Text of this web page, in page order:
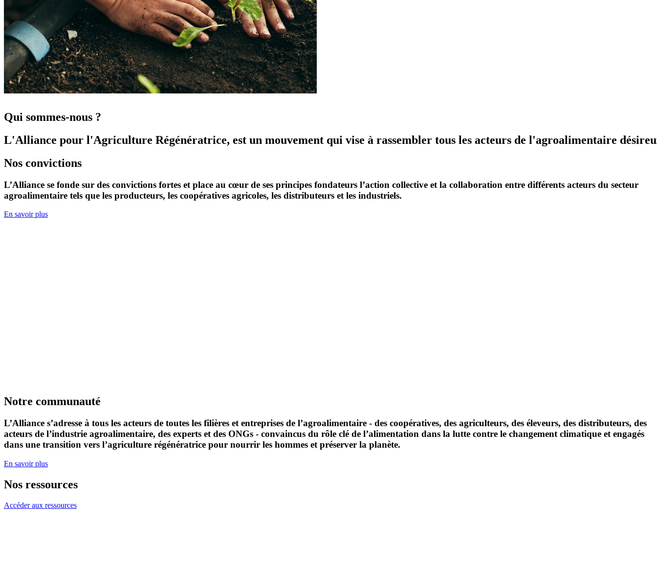
Qui sommes-nous ?
L'Alliance pour l'Agriculture Régénératrice, est un mouvement qui vise à rassembler tous les acteurs de l'agroalimentaire
Nos convictions
L’Alliance se fonde sur des convictions fortes et place au cœur de ses principes fondateurs l’action collective et la collaboration entre différents acteurs du secteur
agroalimentaire tels que les producteurs, les coopératives agricoles, les distributeurs et les industriels.
En savoir plus
Notre communauté
L’Alliance s’adresse à tous les acteurs de toutes les filières et entreprises de l’agroalimentaire - des coopératives, des agriculteurs, des éleveurs, des distributeurs, des
acteurs de l’industrie agroalimentaire, des experts et des ONGs - convaincus du rôle clé de l’alimentation dans la lutte contre le changement climatique et engagés
dans une transition vers l’agriculture régénératrice pour nourrir les hommes et préserver la planète.
En savoir plus
Nos ressources
Accéder aux ressources